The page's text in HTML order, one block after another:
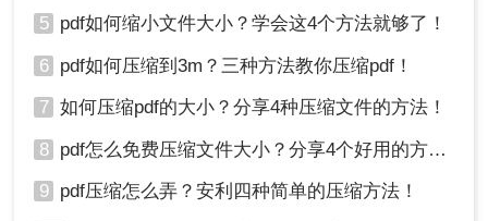
5 pdf如何缩小文件大小？学会这4个方法就够了！
6 pdf如何压缩到3m？三种方法教你压缩pdf！
7 如何压缩pdf的大小？分享4种压缩文件的方法！
8 pdf怎么免费压缩文件大小？分享4个好用的方法，简单又快捷！
9 pdf压缩怎么弄？安利四种简单的压缩方法！